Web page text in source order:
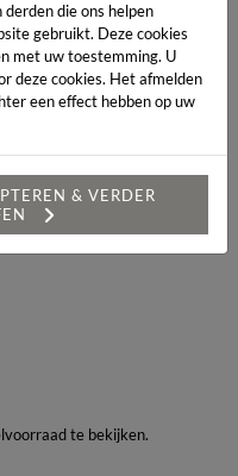
te bekijken.
die ons helpen
gebruikt. Deze cookies
met uw toestemming. U
deze cookies. Het afmelden
een effect hebben op uw
& VERDER